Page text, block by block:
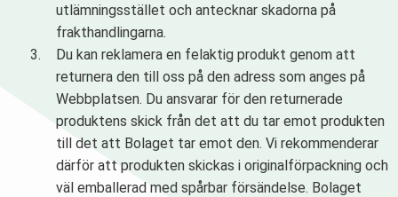
utlämningsstället och antecknar skadorna på
frakthandlingarna.
Du kan reklamera en felaktig produkt genom att
returnera den till oss på den adress som anges på
Webbplatsen. Du ansvarar för den returnerade
produktens skick från det att du tar emot produkten
till det att Bolaget tar emot den. Vi rekommenderar
därför att produkten skickas i originalförpackning och
väl emballerad med spårbar försändelse. Bolaget